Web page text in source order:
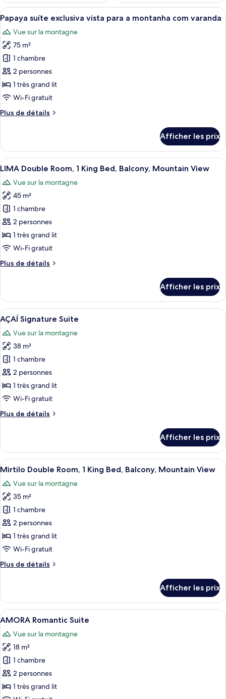
Afficher
toutes
les
photos
pour
ce
type
de
chambre :
Papaya
vista
para
a
montanha
com
varanda
Une structure en bois dotée d’un
8
Papaya suíte exclusiva vista para a montanha com varanda
Vue sur la montagne
75 m²
1 chambre
2 personnes
1 très grand lit
Wi-Fi gratuit
Plus de détails
Plus
Papaya
suíte
exclusiva
para
a
montanha
com
varanda
Afficher les prix
Afficher
toutes
les
photos
pour
ce
type
de
chambre :
LIMA
1
King
Bed,
Balcony,
Mountain
View
Une chambre d’hôtel équipée d’un
7
LIMA Double Room, 1 King Bed, Balcony, Mountain View
Vue sur la montagne
45 m²
1 chambre
2 personnes
1 très grand lit
Wi-Fi gratuit
Plus de détails
Plus
LIMA
Double
Room,
King
Bed,
Balcony,
Mountain
View
Afficher les prix
Afficher
toutes
les
photos
pour
ce
type
de
chambre :
AÇAÍ
Une chambre à coucher avec un lit,
7
AÇAÍ Signature Suite
Vue sur la montagne
38 m²
1 chambre
2 personnes
1 très grand lit
Wi-Fi gratuit
Plus de détails
Plus
AÇAÍ
Signature
Suite
Afficher les prix
Afficher
toutes
les
photos
pour
ce
type
de
chambre :
Mirtilo
1
King
Bed,
Balcony,
Mountain
View
Une chambre à coucher avec un lit,
9
Mirtilo Double Room, 1 King Bed, Balcony, Mountain View
Vue sur la montagne
35 m²
1 chambre
2 personnes
1 très grand lit
Wi-Fi gratuit
Plus de détails
Plus
Mirtilo
Double
Room,
King
Bed,
Balcony,
Mountain
View
Afficher les prix
Afficher
toutes
les
photos
pour
ce
type
de
Un lit bien fait dans une pièce aux
5
AMORA Romantic Suite
Vue sur la montagne
18 m²
1 chambre
2 personnes
1 très grand lit